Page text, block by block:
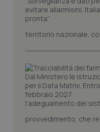
territorio nazionale,
provvedimento, che